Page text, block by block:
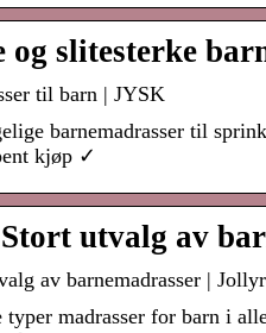
slitesterke
til barn | JYSK
barnemadrasser til
kjøp ✓
utvalg av
av barnemadrasser |
madrasser for barn i